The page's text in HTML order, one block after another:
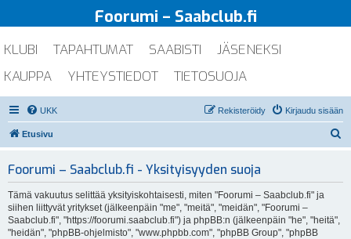
Foorumi – Saabclub.fi
KLUBI TAPAHTUMAT SAABISTI
JÄSENEKSI
KAUPPA
YHTEYSTIEDOT TIETOSUOJA
UKK Kirjaudu sisään
Rekisteröidy
Etusivu
Foorumi – Saabclub.fi - Yksityisyyden suoja
Tämä vakuutus selittää yksityiskohtaisesti, miten "Foorumi – Saabclub.fi" ja
siihen liittyvät yritykset (jälkeenpäin "me", "meitä", "meidän", "Foorumi –
Saabclub.fi", "https://foorumi.saabclub.fi") ja phpBB:n (jälkeenpäin "he", "heitä",
"heidän", "phpBB-ohjelmisto", "www.phpbb.com", "phpBB Group", "phpBB